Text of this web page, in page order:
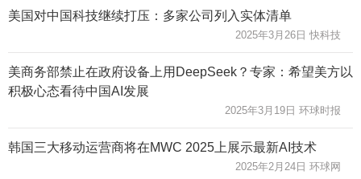
美国对中国科技继续打压：多家公司列入实体清单
2025年3月26日 快科技
美商务部禁止在政府设备上用DeepSeek？专家：希望美方以
积极心态看待中国AI发展
2025年3月19日 环球时报
韩国三大移动运营商将在MWC 2025上展示最新AI技术
2025年2月24日 环球网